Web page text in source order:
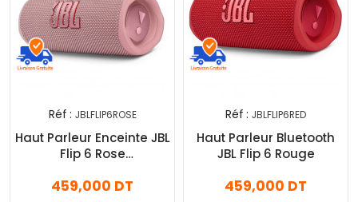
Réf : JBLFLIP6ROSE
Haut Parleur Enceinte JBL
Flip 6 Rose
459,000 DT
Réf : JBLFLIP6RED
Haut Parleur Bluetooth
JBL Flip 6 Rouge
459,000 DT